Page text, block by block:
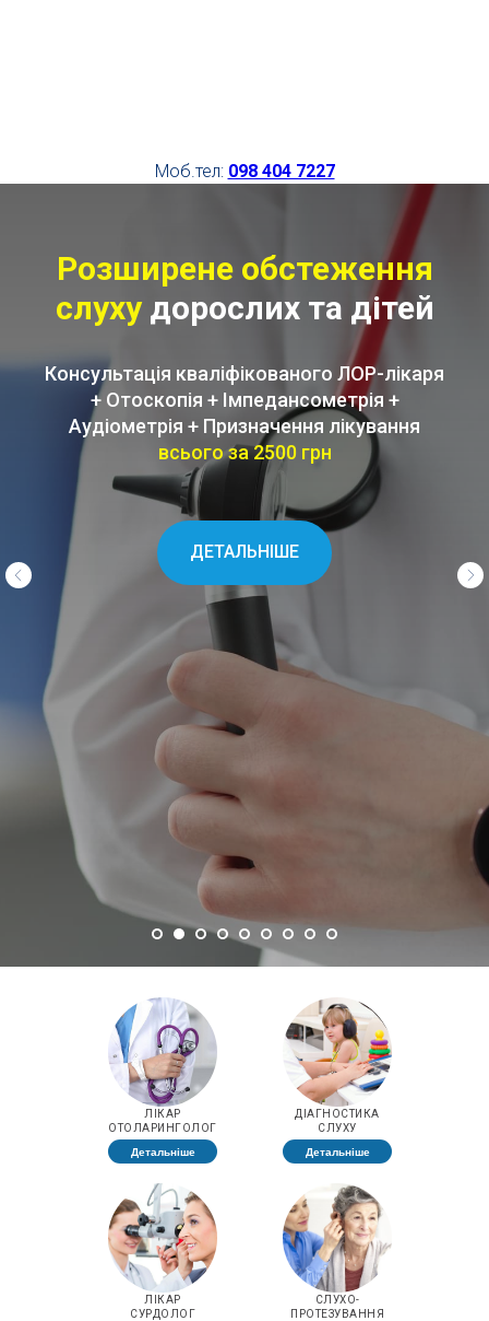
Моб.тел: 098 404 7227
Розширене обстеження
слухудорослих та дітей
Консультація кваліфікованого ЛОР-лікаря
+ Отоскопія + Імпедансометрія +
Аудіометрія + Призначення лікування
всього за 2500 грн
ДЕТАЛЬНІШЕ
Детальніше
ЛІКАР
ОТОЛАРИНГОЛОГ
ДІАГНОСТИКА
СЛУХУ
Детальніше
СЛУХО-
ПРОТЕЗУВАННЯ
ЛІКАР
СУРДОЛОГ